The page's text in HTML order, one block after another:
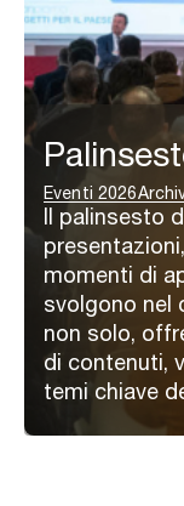
Eventi 2026
Il palinsesto
momenti di
svolgono nel
non solo,
di contenuti,
temi chiave